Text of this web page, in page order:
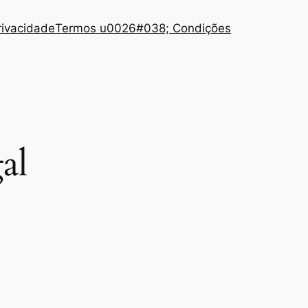
Termos u0026#038; Condições